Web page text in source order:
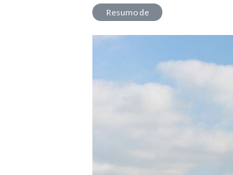
Resumo de